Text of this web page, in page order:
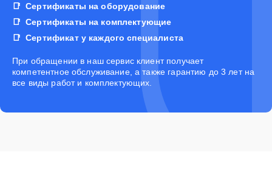
Сертификаты на оборудование
Сертификаты на комплектующие
Сертификат у каждого специалиста
При обращении в наш сервис клиент получает
компетентное обслуживание, а также гарантию до 3 лет на
все виды работ и комплектующих.